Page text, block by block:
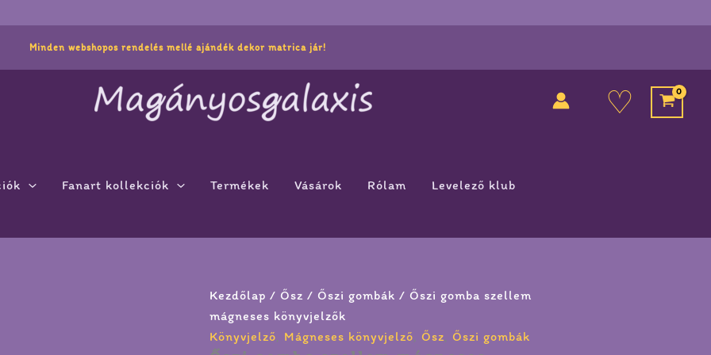
Minden webshopos rendelés mellé ajándék dekor matrica jár!
♡
Fanart kollekciók Termékek Vásárok Rólam Levelező klub
Kezdőlap / Ősz / Őszi gombák / Őszi gomba szellem
mágneses könyvjelzők
Könyvjelző, Mágneses könyvjelző, Ősz, Őszi gombák
gomba
könyvjelzők
mennyiség